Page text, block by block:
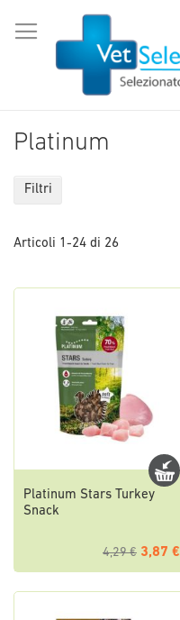
al
contenuto
Platinum
Articoli 1 -24 di 26
Platinum Stars Turkey
Snack
4,29 € 3,87 €
Filtri